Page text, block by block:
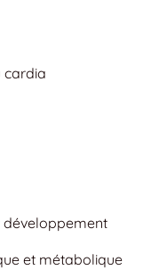
cardia
développement
et métabolique